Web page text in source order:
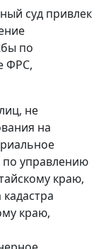
суд привлек
по
ФРС,
не
на
по управлению
краю,
краю,